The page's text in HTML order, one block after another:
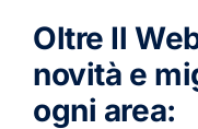
Oltre Il
novità e
ogni area: